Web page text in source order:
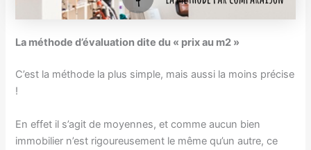
La méthode d’évaluation dite du « prix au m2 »
C’est la méthode la plus simple, mais aussi la moins précise
!
En effet il s’agit de moyennes, et comme aucun bien
immobilier n’est rigoureusement le même qu’un autre, ce